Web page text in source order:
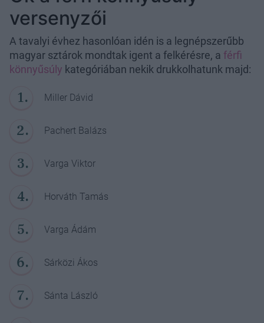
versenyzői
A tavalyi évhez hasonlóan idén is a legnépszerűbb
magyar sztárok mondtak igent a felkérésre, a férfi
könnyűsúly kategóriában nekik drukkolhatunk majd:
Miller Dávid
Pachert Balázs
Varga Viktor
Horváth Tamás
Varga Ádám
Sárközi Ákos
Sánta László